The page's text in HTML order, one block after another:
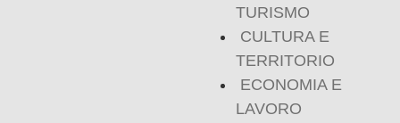
TURISMO
CULTURA E
TERRITORIO
ECONOMIA E
LAVORO